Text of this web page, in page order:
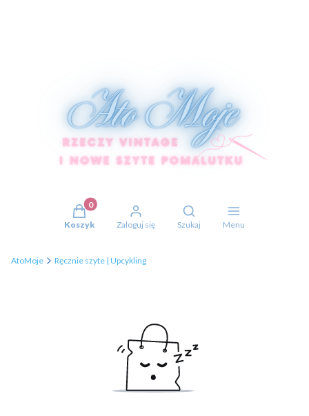
Produkty w koszyku: 0. Zobacz szczegóły
Koszyk Zaloguj się
Otwórz wyszukiwarkę
Szukaj Menu
AtoMoje Ręcznie szyte | Upcykling